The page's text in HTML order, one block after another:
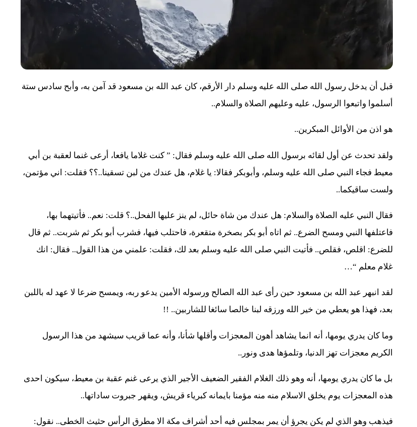
قبل أن يدخل رسول الله صلى الله عليه وسلم دار الأرقم، كان عبد الله بن مسعود قد آمن به، وأبح سادس ستة
أسلموا واتبعوا الرسول، عليه وعليهم الصلاة والسلام..
هو اذن من الأوائل المبكرين..
ولقد تحدث عن أول لقائه برسول الله صلى الله عليه وسلم فقال: ” كنت غلاما يافعا، أرعى غنما لعقبة بن أبي
معيط فجاء النبي صلى الله عليه وسلم، وأبوبكر فقالا: يا غلام، هل عندك من لبن تسقينا..؟؟ فقلت: اني مؤتمن،
ولست ساقيكما..
فقال النبي عليه الصلاة والسلام: هل عندك من شاة حائل، لم ينز عليها الفحل..؟ قلت: نعم.. فأتيتهما بها،
فاعتلفها النبي ومسح الضرع.. ثم اتاه أبو بكر بصخرة متقعرة، فاحتلب فيها، فشرب أبو بكر ثم شربت.. ثم قال
للضرع: اقلص، فقلص.. فأتيت النبي صلى الله عليه وسلم بعد لك، فقلت: علمني من هذا القول.. فقال: انك
غلام معلم “…
لقد انبهر عبد الله بن مسعود حين رأى عبد الله الصالح ورسوله الأمين يدعو ربه، ويمسح ضرعا لا عهد له باللبن
بعد، فهذا هو يعطي من خير الله ورزقه لبنا خالصا سائغا للشاربين.. !!
وما كان يدري يومها، أنه انما يشاهد أهون المعجزات وأقلها شأنا، وأنه عما قريب سيشهد من هذا الرسول
الكريم معجزات تهز الدنيا، وتلمؤها هدى ونور..
بل ما كان يدري يومها، أنه وهو ذلك الغلام الفقير الضعيف الأجير الذي يرعى غنم عقبة بن معيط، سيكون احدى
هذه المعجزات يوم يخلق الاسلام منه منه مؤمنا بايمانه كبرياء قريش، ويقهر جبروت ساداتها..
فيذهب وهو الذي لم يكن يجرؤ أن يمر بمجلس فيه أحد أشراف مكة الا مطرق الرأس حثيث الخطى.. نقول: